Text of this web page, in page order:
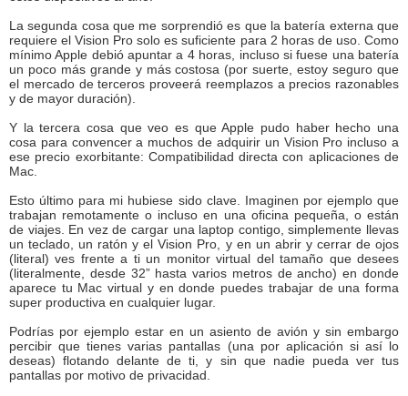
La segunda cosa que me sorprendió es que la batería externa que
requiere el Vision Pro solo es suficiente para 2 horas de uso. Como
mínimo Apple debió apuntar a 4 horas, incluso si fuese una batería
un poco más grande y más costosa (por suerte, estoy seguro que
el mercado de terceros proveerá reemplazos a precios razonables
y de mayor duración).
Y la tercera cosa que veo es que Apple pudo haber hecho una
cosa para convencer a muchos de adquirir un Vision Pro incluso a
ese precio exorbitante: Compatibilidad directa con aplicaciones de
Mac.
Esto último para mi hubiese sido clave. Imaginen por ejemplo que
trabajan remotamente o incluso en una oficina pequeña, o están
de viajes. En vez de cargar una laptop contigo, simplemente llevas
un teclado, un ratón y el Vision Pro, y en un abrir y cerrar de ojos
(literal) ves frente a ti un monitor virtual del tamaño que desees
(literalmente, desde 32” hasta varios metros de ancho) en donde
aparece tu Mac virtual y en donde puedes trabajar de una forma
super productiva en cualquier lugar.
Podrías por ejemplo estar en un asiento de avión y sin embargo
percibir que tienes varias pantallas (una por aplicación si así lo
deseas) flotando delante de ti, y sin que nadie pueda ver tus
pantallas por motivo de privacidad.